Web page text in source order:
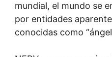
mundial, el mundo se
por entidades
conocidas como